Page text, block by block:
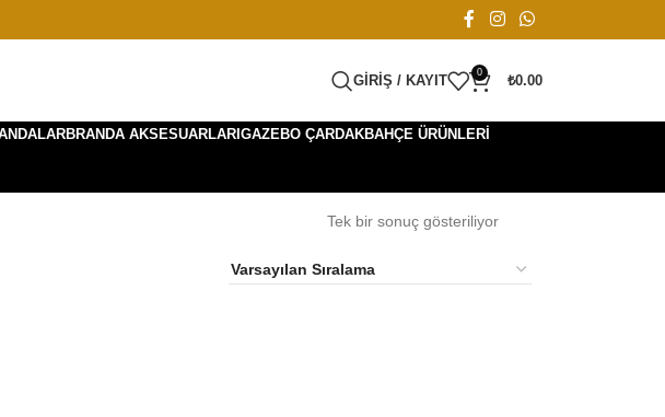
GIRIŞ / KAYIT
0
₺0.00
BRANDA AKSESUARLARIGAZEBO ÇARDAKBAHÇE ÜRÜNLERI
Tek bir sonuç gösteriliyor